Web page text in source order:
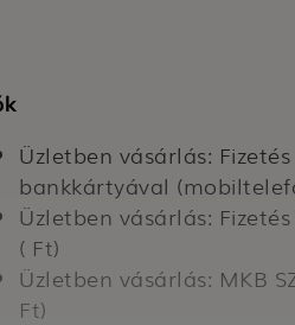
Üzletben vásárlás: Fizetés
bankkártyával
Üzletben vásárlás: Fizetés
( Ft)
Üzletben vásárlás: MKB
Ft)